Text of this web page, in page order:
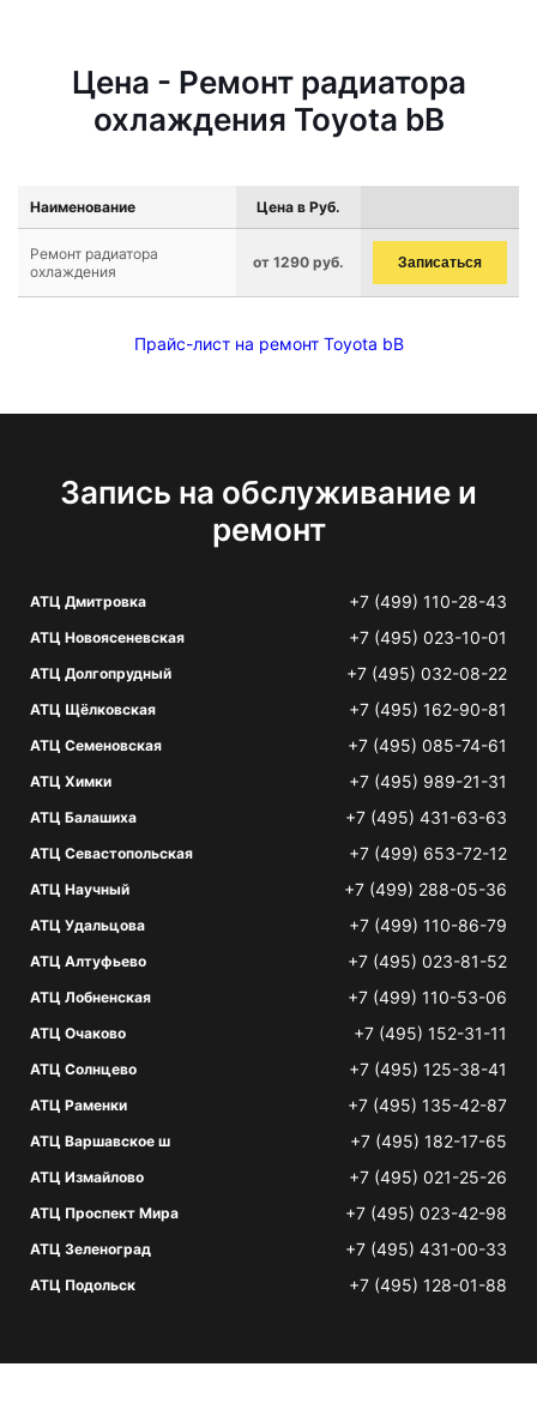
Цена - Ремонт радиатора
охлаждения Toyota bB
Наименование Цена в Руб.
Ремонт радиатора
охлаждения
от 1290 руб. Записаться
Прайс-лист на ремонт Toyota bB
Запись на обслуживание и
ремонт
АТЦ Дмитровка +7 (499) 110-28-43
АТЦ Новоясеневская +7 (495) 023-10-01
АТЦ Долгопрудный +7 (495) 032-08-22
АТЦ Щёлковская +7 (495) 162-90-81
АТЦ Семеновская +7 (495) 085-74-61
АТЦ Химки +7 (495) 989-21-31
АТЦ Балашиха +7 (495) 431-63-63
АТЦ Севастопольская +7 (499) 653-72-12
АТЦ Научный +7 (499) 288-05-36
АТЦ Удальцова +7 (499) 110-86-79
АТЦ Алтуфьево +7 (495) 023-81-52
АТЦ Лобненская +7 (499) 110-53-06
АТЦ Очаково +7 (495) 152-31-11
АТЦ Солнцево +7 (495) 125-38-41
АТЦ Раменки +7 (495) 135-42-87
АТЦ Варшавское ш +7 (495) 182-17-65
АТЦ Измайлово +7 (495) 021-25-26
АТЦ Проспект Мира +7 (495) 023-42-98
АТЦ Зеленоград +7 (495) 431-00-33
АТЦ Подольск +7 (495) 128-01-88